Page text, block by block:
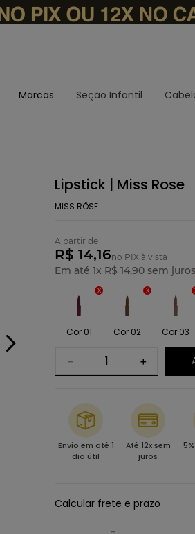
Marcas Seção Infantil
Lipstick | Miss Rose
MISS RÔSE
A partir de
R$ 14,16no PIX à vista
Em até 1x R$ 14,90 sem juros
Cor 01 Cor 02 Cor 03
＋
－
Envio em até 1
dia útil
Até 12x sem
juros
Calcular frete e prazo